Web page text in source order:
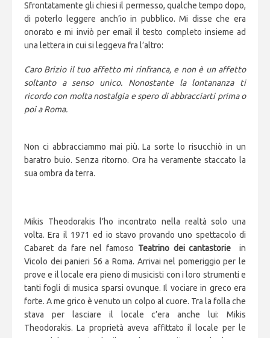
Sfrontatamente gli chiesi il permesso, qualche tempo dopo,
di poterlo leggere anch’io in pubblico. Mi disse che era
onorato e mi inviò per email il testo completo insieme ad
una lettera in cui si leggeva fra l’altro:
Caro Brizio il tuo affetto mi rinfranca, e non è un affetto
soltanto a senso unico. Nonostante la lontananza ti
ricordo con molta nostalgia e spero di abbracciarti prima o
poi a Roma.
Non ci abbracciammo mai più. La sorte lo risucchiò in un
baratro buio. Senza ritorno. Ora ha veramente staccato la
sua ombra da terra.
Mikis Theodorakis l’ho incontrato nella realtà solo una
volta. Era il 1971 ed io stavo provando uno spettacolo di
Cabaret da fare nel famoso Teatrino dei cantastorie in
Vicolo dei panieri 56 a Roma. Arrivai nel pomeriggio per le
prove e il locale era pieno di musicisti con i loro strumenti e
tanti fogli di musica sparsi ovunque. Il vociare in greco era
forte. A me grico è venuto un colpo al cuore. Tra la folla che
stava per lasciare il locale c’era anche lui: Mikis
Theodorakis. La proprietà aveva affittato il locale per le